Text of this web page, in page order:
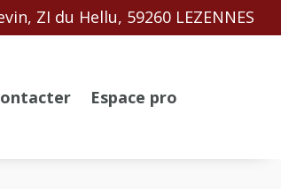
ZI du Hellu, 59260 LEZENNES
Espace pro